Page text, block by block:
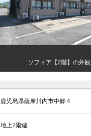
ソフィア【2階】の外観
鹿児島県薩摩川内市中郷４
地上2階建